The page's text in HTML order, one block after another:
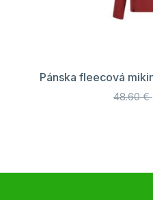
Pánska fleecová
48.60 €